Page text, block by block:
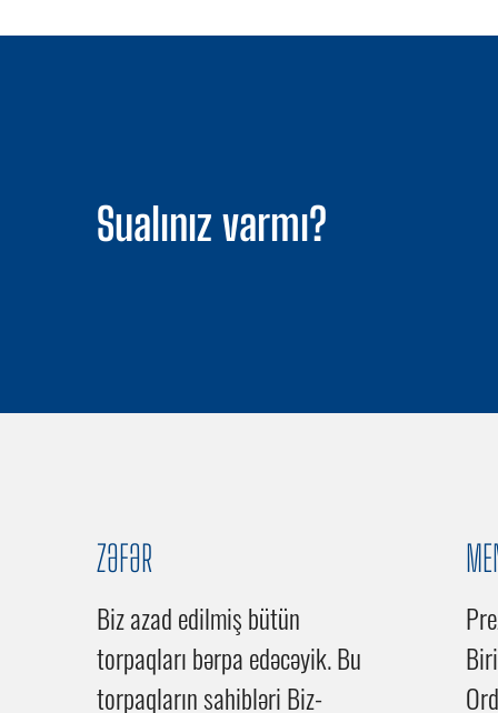
Sualınız varmı?
ZƏFƏR
Biz azad edilmiş bütün
torpaqları bərpa edəcəyik. Bu
torpaqların sahibləri Biz-